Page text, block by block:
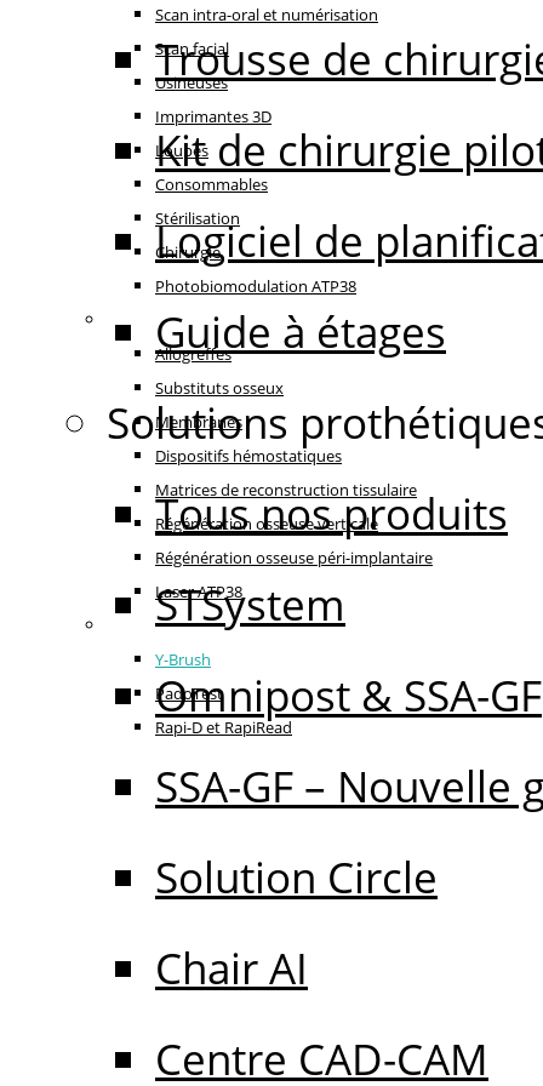
Scan intra-oral et numérisation
Scan facial
Usineuses
Imprimantes 3D
Loupes
Consommables
Stérilisation
Chirurgie
Photobiomodulation ATP38
Régénération
Allogreffes
Substituts osseux
Membranes
Dispositifs hémostatiques
Matrices de reconstruction tissulaire
Régénération osseuse verticale
Régénération osseuse péri-implantaire
Laser ATP38
Oral Care
Y-Brush
PadoTest
Rapi-D et RapiRead
Trousse de
Kit de chirurgie
Logiciel de
Guide à étages
Solutions
Tous nos produits
STSystem
Omnipost & SSA-GF
SSA-GF – Nouvelle
Solution Circle
Chair AI
Centre CAD-CAM